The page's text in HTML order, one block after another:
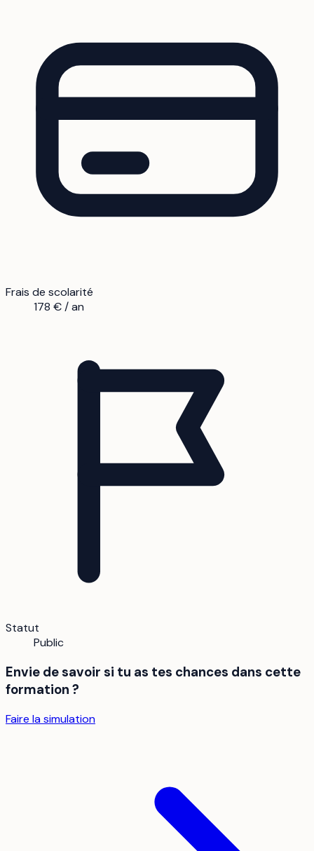
Frais de scolarité
178 € / an
Statut
Public
Envie de savoir si tu as tes chances dans cette
formation ?
Faire la simulation